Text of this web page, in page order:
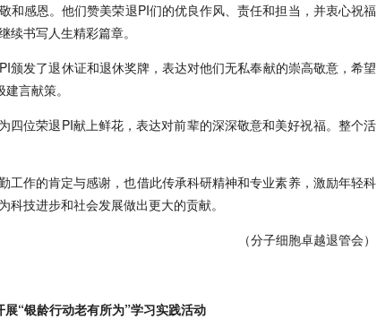
和感恩。他们赞美荣退PI们的优良作风、责任和担当，并衷心祝福
书写人生精彩篇章。
颁发了退休证和退休奖牌，表达对他们无私奉献的崇高敬意，希望
言献策。
四位荣退PI献上鲜花，表达对前辈的深深敬意和美好祝福。整个活
工作的肯定与感谢，也借此传承科研精神和专业素养，激励年轻科
技进步和社会发展做出更大的贡献。
（分子细胞卓越退管会）
“银龄行动老有所为”学习实践活动